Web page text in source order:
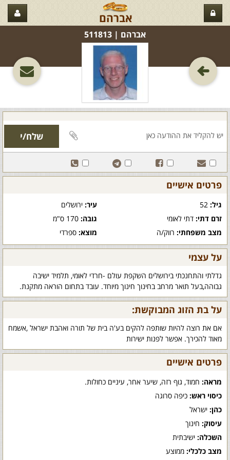
אברהם
אברהם‏ | 511813
פרטים אישיים
גיל: עיר:ירושלים
זרם דתי: דתי לאומי גובה:170 ס"מ
מצב משפחתי: רווק/ה מוצא:ספרדי
על עצמי
גדלתי והתחנכתי בירושלים השקפת עולם -חרדי לאומי, תלמיד ישיבה
גבוהה,בעל תואר מרחב בחינוך חינוך מיוחד. עובד בתחום הוראה מתקנת.
על בת הזוג המבוקשת:
אם את רוצה להיות שותפה להקים בע'ה בית של תורה ואהבת ישראל ,אשמח
מאוד להכירך. אפשר לפנות ישירות
פרטים אישיים
מראה: חמוד, גוף רזה, שיער אחר, עיניים כחולות.
כיסוי ראש: כיפה סרוגה
כהן: ישראל
עיסוק: חינוך
השכלה: ישיבתית
מצב כלכלי: ממוצע